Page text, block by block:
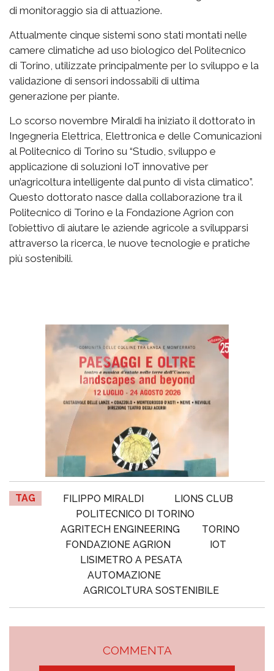
di monitoraggio sia di attuazione.
Attualmente cinque sistemi sono stati montati nelle
camere climatiche ad uso biologico del Politecnico
di Torino, utilizzate principalmente per lo sviluppo e la
validazione di sensori indossabili di ultima
generazione per piante.
Lo scorso novembre Miraldi ha iniziato il dottorato in
Ingegneria Elettrica, Elettronica e delle Comunicazioni
al Politecnico di Torino su “Studio, sviluppo e
applicazione di soluzioni IoT innovative per
un’agricoltura intelligente dal punto di vista climatico”.
Questo dottorato nasce dalla collaborazione tra il
Politecnico di Torino e la Fondazione Agrion con
l’obiettivo di aiutare le aziende agricole a svilupparsi
attraverso la ricerca, le nuove tecnologie e pratiche
più sostenibili.
TAG FILIPPO MIRALDI
LIONS CLUB
POLITECNICO DI TORINO
AGRITECH ENGINEERING
TORINO
FONDAZIONE AGRION
IOT
LISIMETRO A PESATA
AUTOMAZIONE
AGRICOLTURA SOSTENIBILE
COMMENTA